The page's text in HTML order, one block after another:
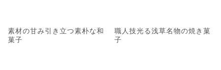
素材の甘み引き立つ素朴な和
菓子
職人技光る浅草名物の焼き菓
子